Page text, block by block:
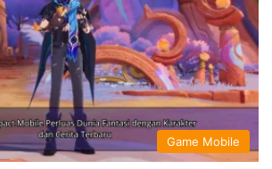
Game Mobile